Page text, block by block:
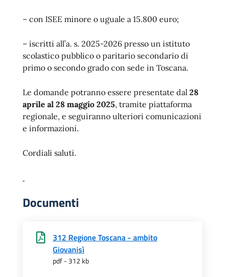
– con ISEE minore o uguale a 15.800 euro;
– iscritti all’a. s. 2025-2026 presso un istituto
scolastico pubblico o paritario secondario di
primo o secondo grado con sede in Toscana.
Le domande potranno essere presentate dal 28
aprile al 28 maggio 2025, tramite piattaforma
regionale, e seguiranno ulteriori comunicazioni
e informazioni.
Cordiali saluti.
Documenti
312 Regione Toscana - ambito
Giovanisì
pdf - 312 kb